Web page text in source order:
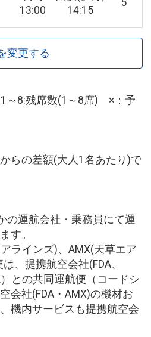
13:00
14:15
5
変更する
～8:残席数(1～8席) ×：予
らの差額(大人1名あたり)で
の運航会社・乗務員にて運
す。
ラインズ)、AMX(天草エア
、提携航空会社(FDA、
との共同運航便（コードシ
会社(FDA・AMX)の機材お
機内サービスも提携航空会